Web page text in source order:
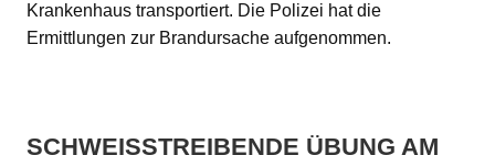
Krankenhaus transportiert. Die Polizei hat die
Ermittlungen zur Brandursache aufgenommen.
SCHWEISSTREIBENDE ÜBUNG AM H